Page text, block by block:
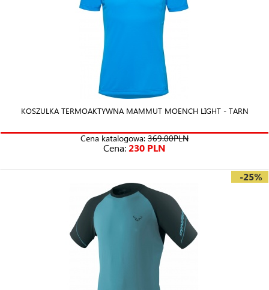
KOSZULKA TERMOAKTYWNA MAMMUT MOENCH LIGHT - TARN
Cena katalogowa: 369.00PLN
Cena:230 PLN
-25%